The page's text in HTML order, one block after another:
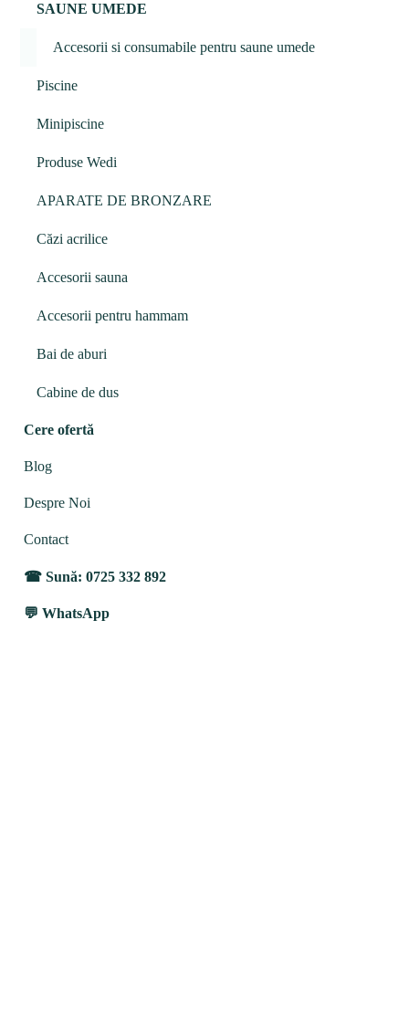
SAUNE UMEDE
Accesorii si consumabile pentru saune umede
Piscine
Minipiscine
Produse Wedi
APARATE DE BRONZARE
Căzi acrilice
Accesorii sauna
Accesorii pentru hammam
Bai de aburi
Cabine de dus
Cere ofertă
Blog
Despre Noi
Contact
Sună: 0725 332 892
WhatsApp